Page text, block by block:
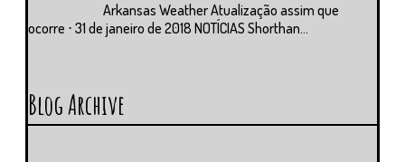
Arkansas Weather Atualização assim que
ocorre ⋅ 31 de janeiro de 2018 NOTÍCIAS Shorthan...
Blog Archive